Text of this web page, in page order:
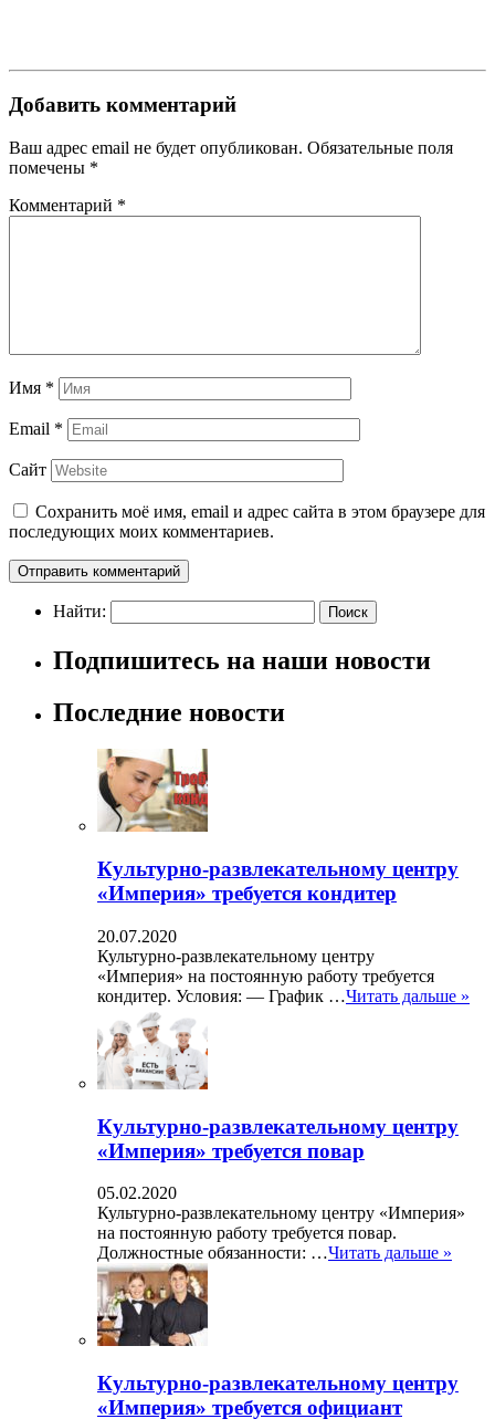
Добавить комментарий
Ваш адрес email не будет опубликован. Обязательные поля
помечены *
Комментарий *
Имя *
Email *
Сайт
Сохранить моё имя, email и адрес сайта в этом браузере для
последующих моих комментариев.
Найти:
Подпишитесь на наши новости
Последние новости
Культурно-развлекательному центру
«Империя» требуется кондитер
20.07.2020
Культурно-развлекательному центру
«Империя» на постоянную работу требуется
кондитер. Условия: — График …Читать дальше »
Культурно-развлекательному центру
«Империя» требуется повар
05.02.2020
Культурно-развлекательному центру «Империя»
на постоянную работу требуется повар.
Должностные обязанности: …Читать дальше »
Культурно-развлекательному центру
«Империя» требуется официант